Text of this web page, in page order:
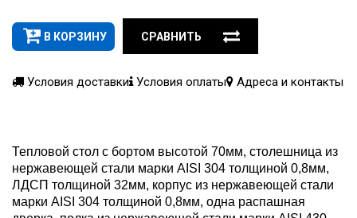
В КОРЗИНУ СРАВНИТЬ
Условия доставки Условия оплаты Адреса и контакты
Тепловой стол с бортом высотой 70мм, столешница из
нержавеющей стали марки AISI 304 толщиной 0,8мм,
ЛДСП толщиной 32мм, корпус из нержавеющей стали
марки AISI 304 толщиной 0,8мм, одна распашная